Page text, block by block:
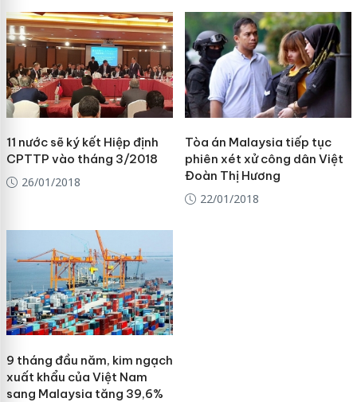
11 nước sẽ ký kết Hiệp định
CPTTP vào tháng 3/2018
26/01/2018
Tòa án Malaysia tiếp tục
phiên xét xử công dân Việt
Đoàn Thị Hương
22/01/2018
9 tháng đầu năm, kim ngạch
xuất khẩu của Việt Nam
sang Malaysia tăng 39,6%